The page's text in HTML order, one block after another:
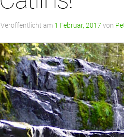
Veröffentlicht am 1 Februar, 2017 von